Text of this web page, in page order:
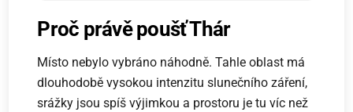
Proč právě poušť Thár
Místo nebylo vybráno náhodně. Tahle oblast má
dlouhodobě vysokou intenzitu slunečního záření,
srážky jsou spíš výjimkou a prostoru je tu víc než